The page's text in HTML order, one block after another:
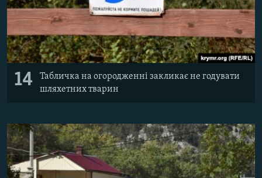
14
Табличка на огородженні закликає не годувати
шляхетних тварин